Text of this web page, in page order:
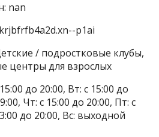
nan
p1ai
/ подростковые клубы,
центры для взрослых
до 20:00, Вт: с 15:00 до
Чт: с 15:00 до 20:00, Пт: с
до 20:00, Вс: выходной